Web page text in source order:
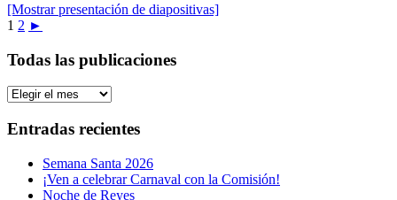
[Mostrar presentación de diapositivas]
1 2 ►
Todas las publicaciones
Todas
publicaciones
Entradas recientes
Semana Santa 2026
¡Ven a celebrar Carnaval con la Comisión!
Noche de Reyes